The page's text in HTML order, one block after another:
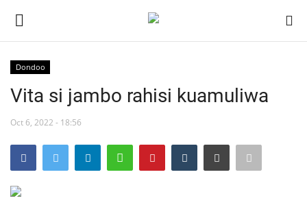
Nyumba
Jukwaa la Nasser la Kimataifa
Wasiliana
Dondoo
Vita si jambo rahisi kuamuliwa
Oct 6, 2022 - 18:56